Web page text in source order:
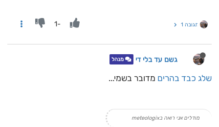
תגובה 1 -1
גשם עד בלי די מנהל
שלג כבד בהרים מדובר בשמי...
מודלים אני רואה בmeteologix